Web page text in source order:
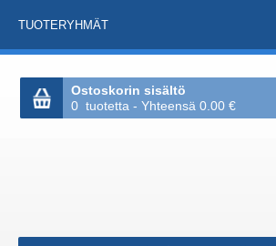
TUOTERYHMÄT
Ostoskorin sisältö
0 tuotetta - Yhteensä 0.00 €